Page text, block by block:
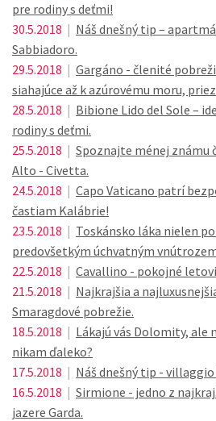
pre rodiny s deťmi!
30.5.2018 | Náš dnešný tip –
Sabbiadoro.
29.5.2018 | Gargáno - členité
siahajúce až k azúrovému moru,
28.5.2018 | Bibione Lido del Sole –
rodiny s deťmi.
25.5.2018 | Spoznajte ménej známu
Alto - Civetta.
24.5.2018 | Capo Vaticano patrí
častiam Kalábrie!
23.5.2018 | Toskánsko láka nielen
predovšetkým úchvatným
22.5.2018 | Cavallino - pokojné
21.5.2018 | Najkrajšia a
Smaragdové pobrežie.
18.5.2018 | Lákajú vás Dolomity, ale
nikam ďaleko?
17.5.2018 | Náš dnešný tip - villaggio
16.5.2018 | Sirmione - jedno z
jazere Garda.